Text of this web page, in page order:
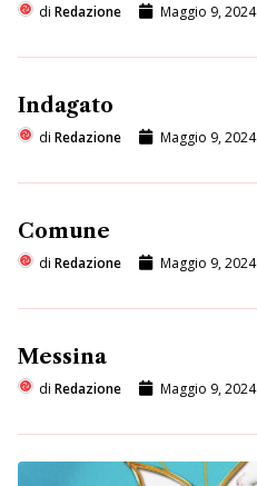
di Redazione Maggio 9, 2024
Indagato
di Redazione Maggio 9, 2024
Comune
di Redazione Maggio 9, 2024
Messina
di Redazione Maggio 9, 2024